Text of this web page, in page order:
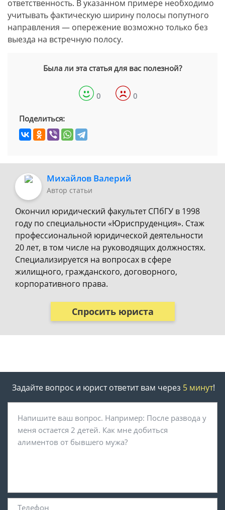
ответственность. В указанном примере необходимо
учитывать фактическую ширину полосы попутного
направления — опережение возможно только без
выезда на встречную полосу.
Была ли эта статья для вас полезной?
0 0
Поделиться:
Михайлов Валерий
Автор статьи
Окончил юридический факультет СПбГУ в 1998
году по специальности «Юриспруденция». Стаж
профессиональной юридической деятельности
20 лет, в том числе на руководящих должностях.
Специализируется на вопросах в сфере
жилищного, гражданского, договорного,
корпоративного права.
Спросить юриста
Задайте вопрос и юрист ответит вам через 5 минут!